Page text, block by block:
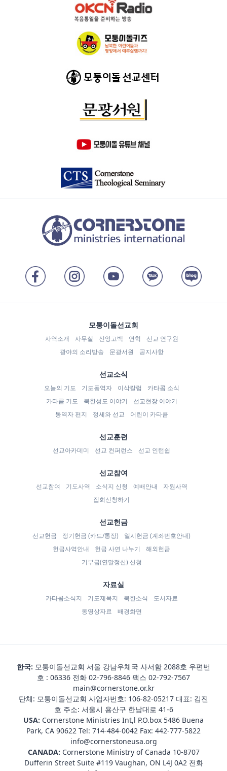
모퉁이돌선교회
사역소개 사무실 신앙고백 연혁
선교 연구원
광야의 소리방송
문광서원 공지사항
선교소식
오늘의 기도 기도동역자 이삭칼럼
카타콤 소식
카타콤 기도
북한성도 이야기
선교현장 이야기
동역자 편지
정세와 선교 어린이 카타콤
선교훈련
선교아카데미 선교 컨퍼런스 선교 인턴쉽
선교참여
선교참여 기도사역 소식지 신청 예배안내
자원사역
집회신청하기
선교헌금
선교헌금 정기헌금 (카드/통장)
일시헌금 (계좌번호안내)
헌금사역안내
헌금 사연 나누기
해외헌금
기부금(연말정산) 신청
자료실
카타콤소식지 기도제목지 북한소식
도서자료
동영상자료
배경화면
한국: 모퉁이돌선교회 서울 강남우체국 사서함 2088호 우편번
호 : 06336 전화 02-796-8846 팩스 02-792-7567
main@cornerstone.or.kr
단체: 모퉁이돌선교회 사업자번호: 106-82-05217 대표: 김진
호 주소: 서울시 용산구 한남대로 41-6
USA: Cornerstone Ministries Int,l P.O.box 5486 Buena
Park, CA 90622 Tel: 714-484-0042 Fax: 442-777-5822
info@cornerstoneusa.org
CANADA: Cornerstone Ministry of Canada 10-8707
Dufferin Street Suite #119 Vaughan, ON L4J 0A2 전화